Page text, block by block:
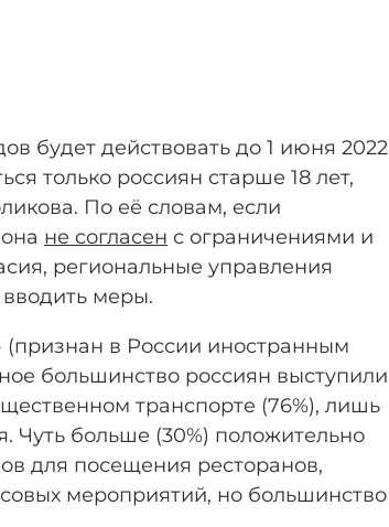
будет действовать до 1 июня 2022
только россиян старше 18 лет,
По её словам, если
не согласен с ограничениями и
региональные управления
меры.
в России иностранным
большинство россиян выступили
транспорте (76%), лишь
Чуть больше (30%) положительно
для посещения ресторанов,
мероприятий, но большинство